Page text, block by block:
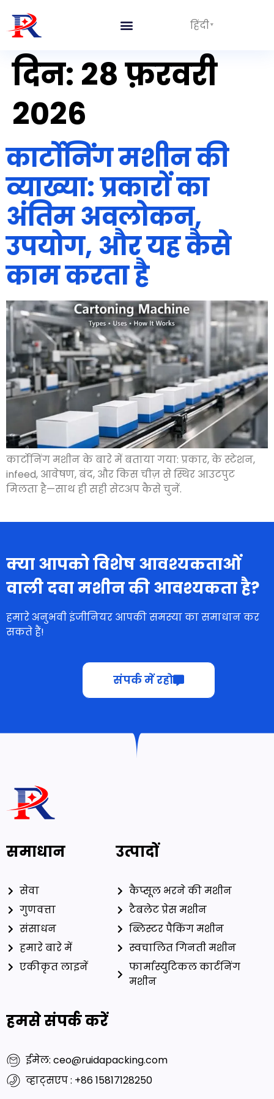
हिंदी
दिन: 28 फ़रवरी
2026
कार्टोनिंग मशीन की
व्याख्या: प्रकारों का
अंतिम अवलोकन,
उपयोग, और यह कैसे
काम करता है
कार्टोनिंग मशीन के बारे में बताया गया: प्रकार, के स्टेशन,
infeed, आवेषण, बंद, और किस चीज़ से स्थिर आउटपुट
मिलता है—साथ ही सही सेटअप कैसे चुनें.
क्या आपको विशेष आवश्यकताओं
वाली दवा मशीन की आवश्यकता है?
हमारे अनुभवी इंजीनियर आपकी समस्या का समाधान कर
सकते हैं!
संपर्क में रहो
समाधान
सेवा
गुणवत्ता
संसाधन
हमारे बारे में
एकीकृत लाइनें
उत्पादों
कैप्सूल भरने की मशीन
टैबलेट प्रेस मशीन
ब्लिस्टर पैकिंग मशीन
स्वचालित गिनती मशीन
फार्मास्युटिकल कार्टनिंग
मशीन
हमसे संपर्क करें
ईमेल: ceo@ruidapacking.com
व्हाट्सएप : +86 15817128250